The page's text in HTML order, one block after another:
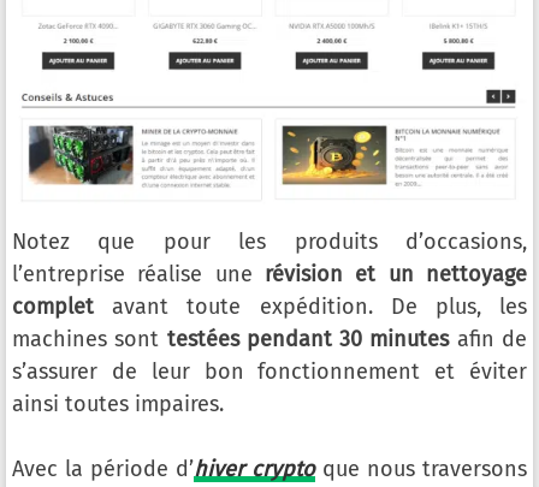
Notez que pour les produits d’occasions,
l’entreprise réalise une révision et un nettoyage
complet avant toute expédition. De plus, les
machines sont testées pendant 30 minutesafin de
s’assurer de leur bon fonctionnement et éviter
ainsi toutes impaires.
Avec la période d’hiver cryptoque nous traversons